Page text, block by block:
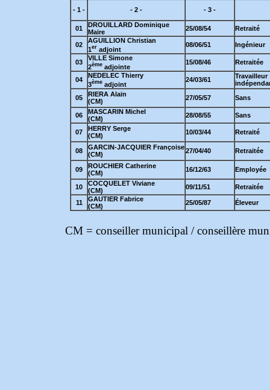
- 1 - - 2 - - 3 -
01
DROUILLARD Dominique
Maire
25/08/54 Retraité
02
AGUILLION Christian
1 er adjoint
08/06/51 Ingénieur
03
VILLE Simone
2ème adjointe
15/08/46 Retraitée
04
NEDELEC Thierry
3ème adjoint
24/03/61
Travailleur
05
RIERA Alain
(CM)
27/05/57 Sans
06
MASCARIN Michel
(CM)
28/08/55 Sans
07
HERRY Serge
(CM)
10/03/44 Retraité
08
GARCIN-JACQUIER Françoise
(CM)
27/04/40 Retraitée
09
ROUCHIER Catherine
(CM)
16/12/63 Employée
10
COCQUELET Viviane
(CM)
09/11/51 Retraitée
11
GAUTIER Fabrice
(CM)
25/05/87 Éleveur
CM = conseiller municipal / conseillère